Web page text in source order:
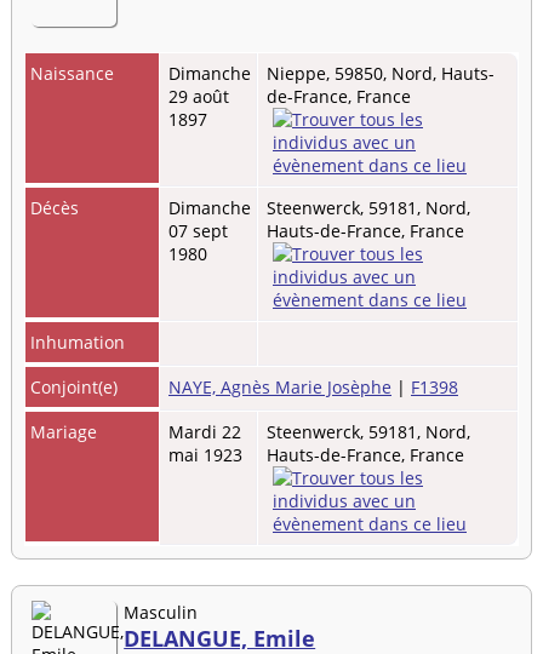
Naissance
Dimanche
29 août
1897
Nieppe, 59850, Nord, Hauts-
de-France, France
Décès
Dimanche
07 sept
1980
Steenwerck, 59181, Nord,
Hauts-de-France, France
Inhumation
Conjoint(e)
NAYE, Agnès Marie Josèphe | F1398
Mariage
Mardi 22
mai 1923
Steenwerck, 59181, Nord,
Hauts-de-France, France
Masculin
DELANGUE, Emile